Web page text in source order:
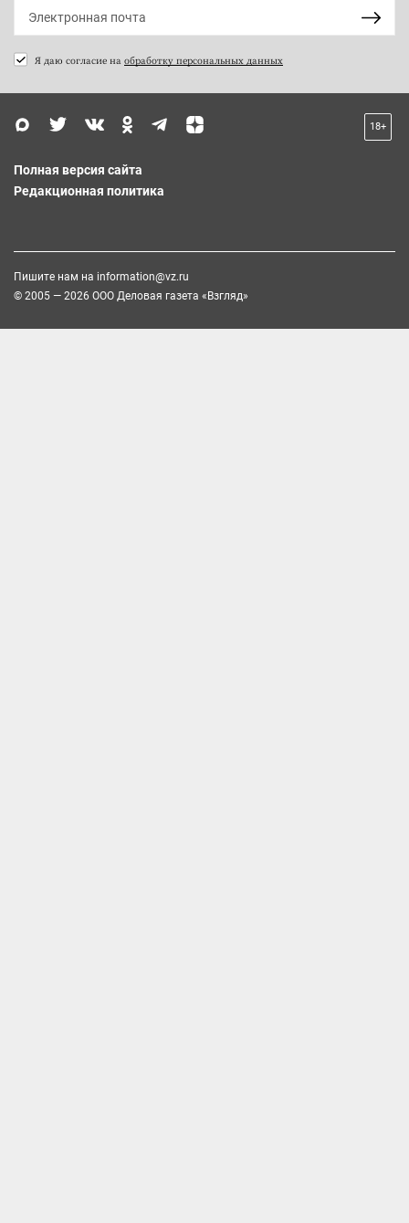
Я даю согласие на обработку персональных данных
18+
Полная версия сайта
Редакционная политика
Пишите нам на information@vz.ru
© 2005 — 2026 ООО Деловая газета «Взгляд»